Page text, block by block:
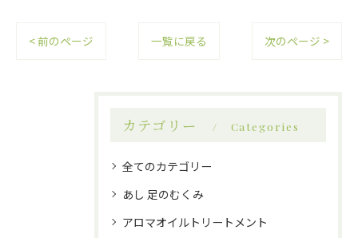
< 前のページ 一覧に戻る 次のページ >
カテゴリー Categories
全てのカテゴリー
あし 足のむくみ
アロマオイルトリートメント